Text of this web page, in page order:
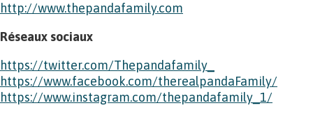
http://www.thepandafamily.com
Réseaux sociaux
https://twitter.com/Thepandafamily_
https://www.facebook.com/therealpandaFamily/
https://www.instagram.com/thepandafamily_1/